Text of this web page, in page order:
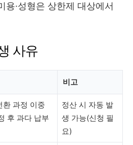
용·성형은 상한제 대상에서
사유
비고
환 과정 이중
후 과다 납부
정산 시 자동 발
생 가능(신청 필
요)